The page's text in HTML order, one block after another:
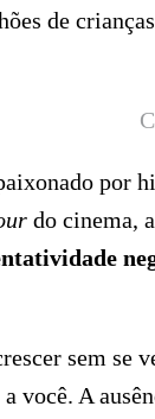
de
por
do cinema,
sem se
você. A